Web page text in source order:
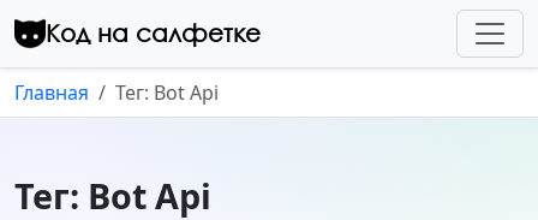
Перейти к контенту
Код на салфетке
Главная Тег: Bot Api
Тег: Bot Api